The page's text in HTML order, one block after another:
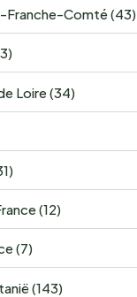
Franche-Comté (43)
Loire (34)
(12)
(7)
(143)